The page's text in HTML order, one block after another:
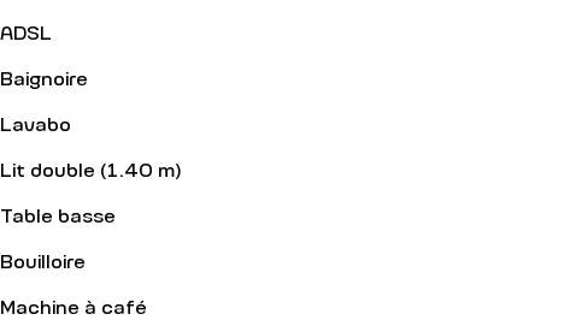
ADSL
Baignoire
Lavabo
Lit double (1.40 m)
Table basse
Bouilloire
Machine à café